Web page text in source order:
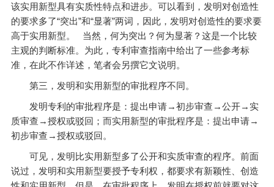
该实用新型具有实质性特点和进步。可以看到，发明对创造性
的要求多了“突出”和“显著”两词，因此，发明对创造性的要求要
高于实用新型。 当然，何为突出？何为显著？这是一个比较
主观的判断标准。为此，专利审查指南中给出了一些参考标
准，在此不作详述，笔者会另撰它文说明。
第三，发明和实用新型的审批程序不同。
发明专利的审批程序是：提出申请→初步审查→公开→实
质审查→授权或驳回；而实用新型的审批程序是：提出申请→
初步审查→授权或驳回。
可见，发明比实用新型多了公开和实质审查的程序。前面
说过，发明和实用新型要授予专利权，都要求有新颖性、创造